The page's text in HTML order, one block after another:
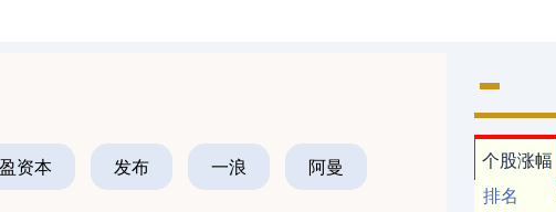
资本 发布 一浪 阿曼 个股涨幅
排名